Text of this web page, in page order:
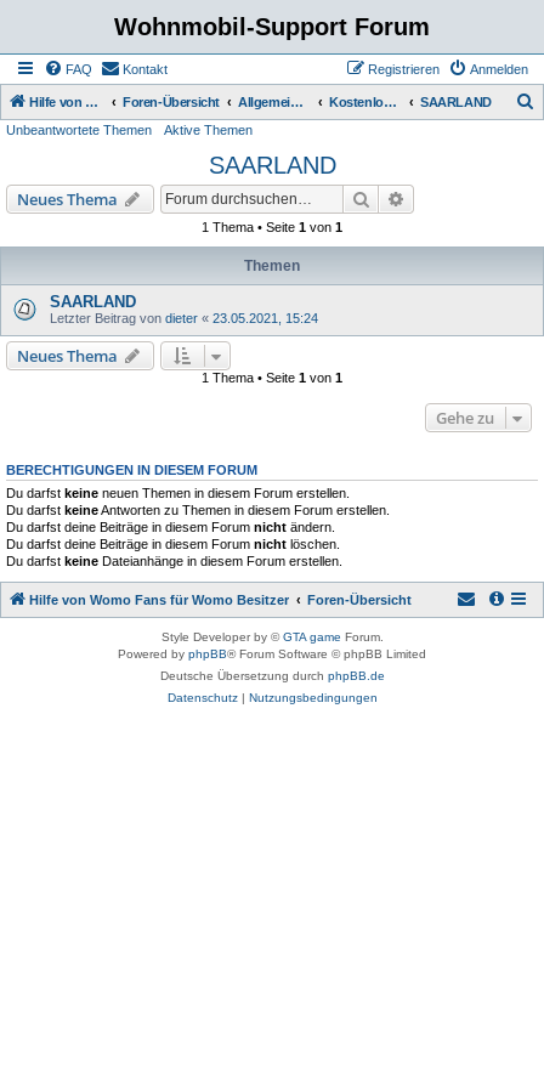
Wohnmobil-Support Forum
FAQ Kontakt Anmelden
Registrieren
Hilfe von Womo Fans für Womo Besitzer Foren-Übersicht Allgemeine Rubriken Kostenlose Stellplätze SAARLAND
Unbeantwortete Themen Aktive Themen
SAARLAND
Neues Thema Suche
1 Thema • Seite 1 von 1
Themen
SAARLAND
Letzter Beitrag von dieter « 23.05.2021, 15:24
Neues Thema
1 Thema • Seite 1 von 1
Gehe zu
BERECHTIGUNGEN IN DIESEM FORUM
Du darfst keine neuen Themen in diesem Forum erstellen.
Du darfst keineAntworten zu Themen in diesem Forum erstellen.
Du darfst deine Beiträge in diesem Forum nicht ändern.
Du darfst deine Beiträge in diesem Forum nicht löschen.
Du darfst keine Dateianhänge in diesem Forum erstellen.
Hilfe von Womo Fans für Womo Besitzer Foren-Übersicht
Style Developer by ©GTA game Forum.
Powered by phpBB® Forum Software © phpBB Limited
Deutsche Übersetzung durch phpBB.de
Datenschutz| Nutzungsbedingungen